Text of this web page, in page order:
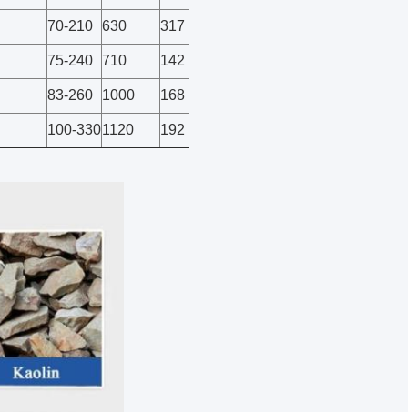
70-210 630 317
75-240 710 142
83-260 1000 168
100-3301120 192